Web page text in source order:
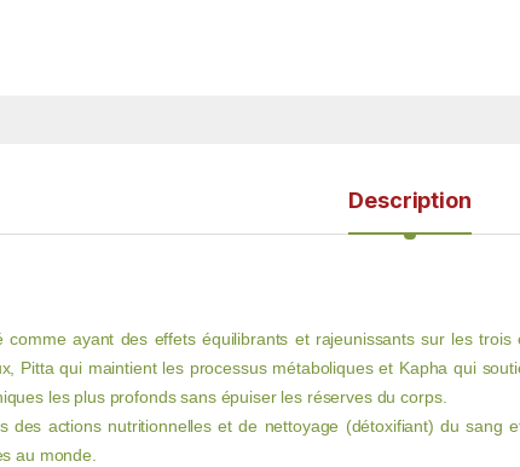
Description
comme ayant des effets équilibrants et rajeunissants sur les
Pitta qui maintient les processus métaboliques et Kapha qui
les plus profonds sans épuiser les réserves du corps.
des actions nutritionnelles et de nettoyage (détoxifiant) du sang
au monde.